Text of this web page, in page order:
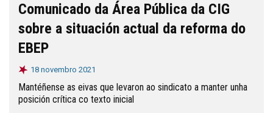
Comunicado da Área Pública da CIG
sobre a situación actual da reforma do
EBEP
18 novembro 2021
Mantéñense as eivas que levaron ao sindicato a manter unha
posición crítica co texto inicial